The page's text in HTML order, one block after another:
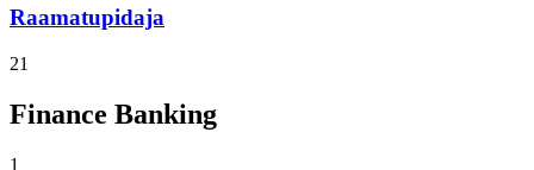
Raamatupidaja
21
Finance Banking
1